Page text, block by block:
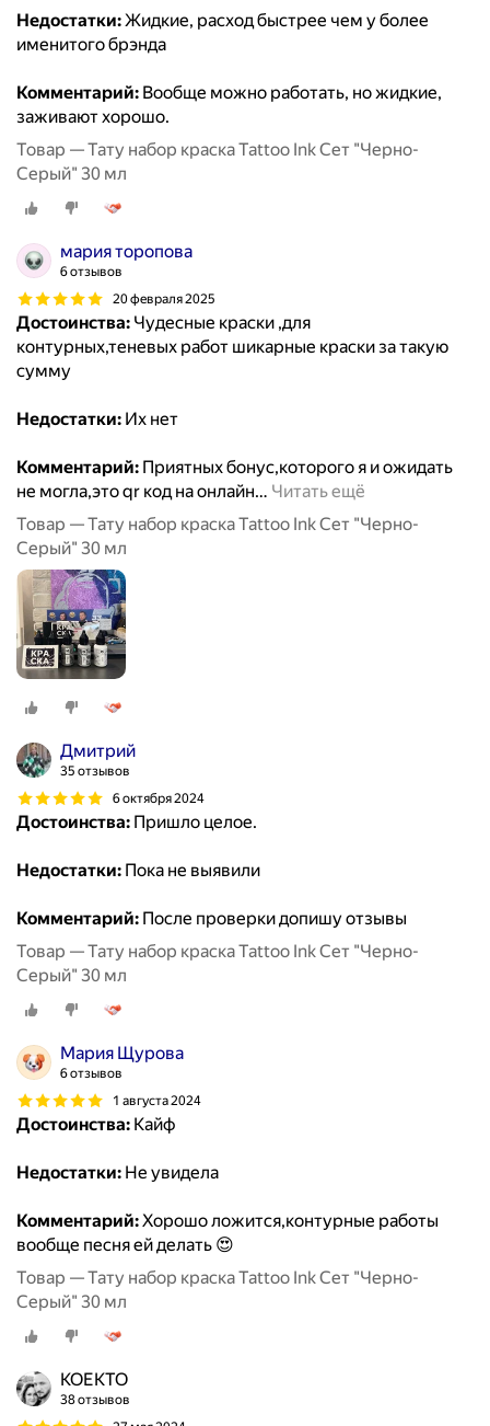
Недостатки:Жидкие, расход быстрее чем у более
именитого брэнда
Комментарий: Вообще можно работать, но жидкие,
заживают хорошо.
Товар — Тату набор краска Tattoo Ink Сет "Черно-
Серый" 30 мл
мария торопова
6 отзывов
20 февраля 2025
Достоинства: Чудесные краски ,для
контурных,теневых работ шикарные краски за такую
сумму
Недостатки: Их нет
Комментарий: Приятных бонус,которого я и ожидать
не могла,это qr код на онлайн… Читать ещё
Товар — Тату набор краска Tattoo Ink Сет "Черно-
Серый" 30 мл
Дмитрий
35 отзывов
6 октября 2024
Достоинства: Пришло целое.
Недостатки: Пока не выявили
Комментарий: После проверки допишу отзывы
Товар — Тату набор краска Tattoo Ink Сет "Черно-
Серый" 30 мл
Мария Щурова
6 отзывов
1 августа 2024
Достоинства: Кайф
Недостатки: Не увидела
Комментарий:Хорошо ложится,контурные работы
вообще песня ей делать 😍
Товар — Тату набор краска Tattoo Ink Сет "Черно-
Серый" 30 мл
KOEKTO
38 отзывов